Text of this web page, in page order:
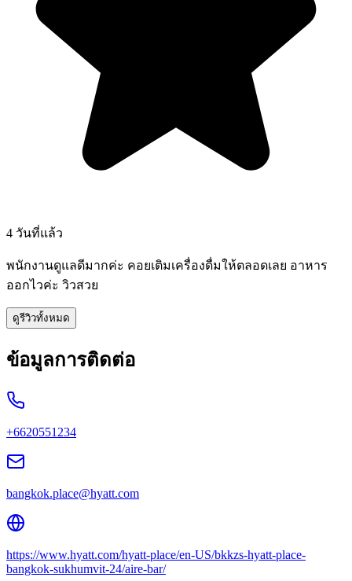
4 วันที่แล้ว
พนักงานดูแลดีมากค่ะ คอยเติมเครื่องดื่มให้ตลอดเลย อาหาร
ออกไวค่ะ วิวสวย
ดูรีวิวทั้งหมด
ข้อมูลการติดต่อ
+6620551234
bangkok.place@hyatt.com
https://www.hyatt.com/hyatt-place/en-US/bkkzs-hyatt-place-
bangkok-sukhumvit-24/aire-bar/